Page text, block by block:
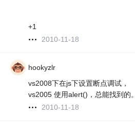
+1
2010-11-18
hookyzlr
vs2008下在js下设置断点调试，
vs2005 使用alert()，总能找到的。
2010-11-18